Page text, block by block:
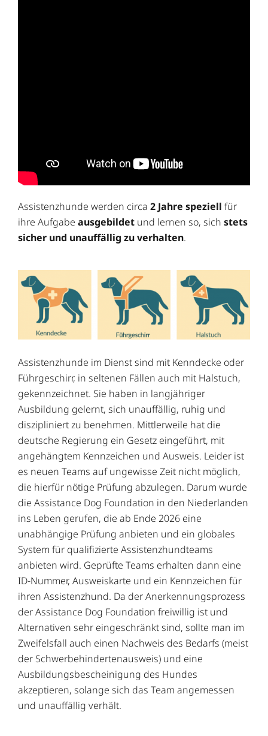
Assistenzhunde werden circa 2 Jahre speziell für
ihre Aufgabe ausgebildet und lernen so, sich stets
sicher und unauffällig zu verhalten.
Assistenzhunde im Dienst sind mit Kenndecke oder
Führgeschirr, in seltenen Fällen auch mit Halstuch,
gekennzeichnet. Sie haben in langjähriger
Ausbildung gelernt, sich unauffällig, ruhig und
diszipliniert zu benehmen. Mittlerweile hat die
deutsche Regierung ein Gesetz eingeführt, mit
angehängtem Kennzeichen und Ausweis. Leider ist
es neuen Teams auf ungewisse Zeit nicht möglich,
die hierfür nötige Prüfung abzulegen. Darum wurde
die Assistance Dog Foundation in den Niederlanden
ins Leben gerufen, die ab Ende 2026 eine
unabhängige Prüfung anbieten und ein globales
System für qualifizierte Assistenzhundteams
anbieten wird. Geprüfte Teams erhalten dann eine
ID-Nummer, Ausweiskarte und ein Kennzeichen für
ihren Assistenzhund. Da der Anerkennungsprozess
der Assistance Dog Foundation freiwillig ist und
Alternativen sehr eingeschränkt sind, sollte man im
Zweifelsfall auch einen Nachweis des Bedarfs (meist
der Schwerbehindertenausweis) und eine
Ausbildungsbescheinigung des Hundes
akzeptieren, solange sich das Team angemessen
und unauffällig verhält.